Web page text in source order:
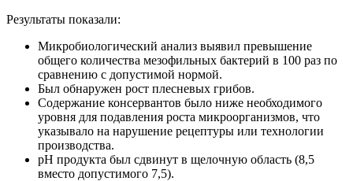
Результаты показали:
Микробиологический анализ выявил превышение
общего количества мезофильных бактерий в 100 раз по
сравнению с допустимой нормой.
Был обнаружен рост плесневых грибов.
Содержание консервантов было ниже необходимого
уровня для подавления роста микроорганизмов, что
указывало на нарушение рецептуры или технологии
производства.
pH продукта был сдвинут в щелочную область (8,5
вместо допустимого 7,5).